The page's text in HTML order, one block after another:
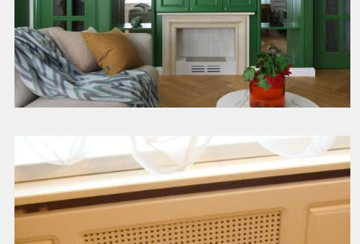
Дизайн и производство мебели для вашего дома
Смотреть далее